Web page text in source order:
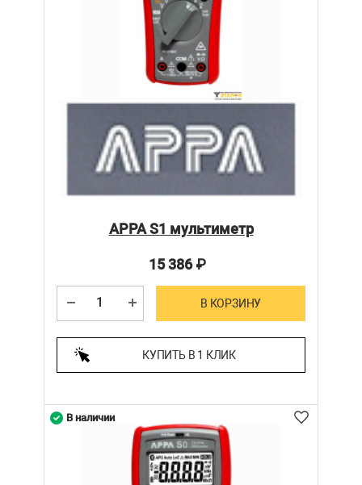
APPA S1 мультиметр
15 386₽
В КОРЗИНУ
КУПИТЬ В 1 КЛИК
В наличии